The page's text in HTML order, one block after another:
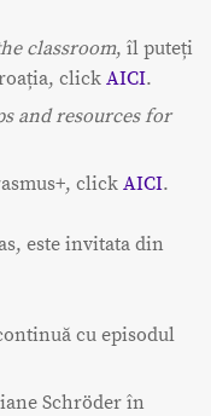
classroom, îl puteți
click AICI.
and resources for
click AICI.
este invitata din
cu episodul
Schröder în